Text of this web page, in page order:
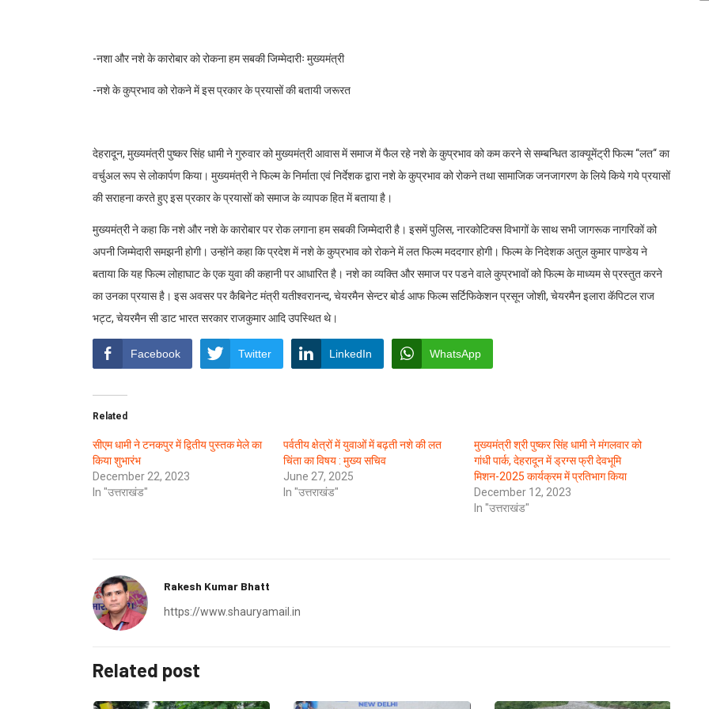
-नशा और नशे के कारोबार को रोकना हम सबकी जिम्मेदारीः मुख्यमंत्री
-नशे के कुप्रभाव को रोकने में इस प्रकार के प्रयासों की बतायी जरूरत
देहरादून, मुख्यमंत्री पुष्कर सिंह धामी ने गुरुवार को मुख्यमंत्री आवास में समाज में फैल रहे नशे के कुप्रभाव को कम करने से सम्बन्धित डाक्यूमेंट्री फिल्म ‘‘लत‘‘ का
वर्चुअल रूप से लोकार्पण किया। मुख्यमंत्री ने फिल्म के निर्माता एवं निर्देशक द्वारा नशे के कुप्रभाव को रोकने तथा सामाजिक जनजागरण के लिये किये गये प्रयासों
की सराहना करते हुए इस प्रकार के प्रयासों को समाज के व्यापक हित में बताया है।
मुख्यमंत्री ने कहा कि नशे और नशे के कारोबार पर रोक लगाना हम सबकी जिम्मेदारी है। इसमें पुलिस, नारकोटिक्स विभागों के साथ सभी जागरूक नागरिकों को
अपनी जिम्मेदारी समझनी होगी। उन्होंने कहा कि प्रदेश में नशे के कुप्रभाव को रोकने में लत फिल्म मददगार होगी। फिल्म के निदेशक अतुल कुमार पाण्डेय ने
बताया कि यह फिल्म लोहाघाट के एक युवा की कहानी पर आधारित है। नशे का व्यक्ति और समाज पर पडने वाले कुप्रभावों को फिल्म के माध्यम से प्रस्तुत करने
का उनका प्रयास है। इस अवसर पर कैबिनेट मंत्री यतीश्वरानन्द, चेयरमैन सेन्टर बोर्ड आफ फिल्म सर्टिफिकेशन प्रसून जोशी, चेयरमैन इलारा कॅपिटल राज
भट्ट, चेयरमैन सी डाट भारत सरकार राजकुमार आदि उपस्थित थे।
Facebook Twitter LinkedIn WhatsApp
Related
सीएम धामी ने टनकपुर में द्वितीय पुस्तक मेले का
किया शुभारंभ
December 22, 2023
In "उत्तराखंड"
पर्वतीय क्षेत्रों में युवाओं में बढ़ती नशे की लत
चिंता का विषय : मुख्य सचिव
June 27, 2025
In "उत्तराखंड"
मुख्यमंत्री श्री पुष्कर सिंह धामी ने मंगलवार को
गांधी पार्क, देहरादून में ड्रग्स फ्री देवभूमि
मिशन-2025 कार्यक्रम में प्रतिभाग किया
December 12, 2023
In "उत्तराखंड"
Rakesh Kumar Bhatt
https://www.shauryamail.in
Related post